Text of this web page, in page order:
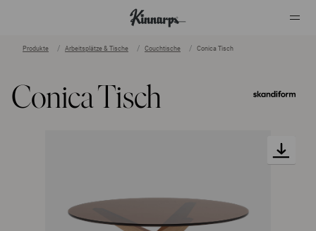
Produkte Arbeitsplätze & Tische Couchtische Conica Tisch
Conica Tisch